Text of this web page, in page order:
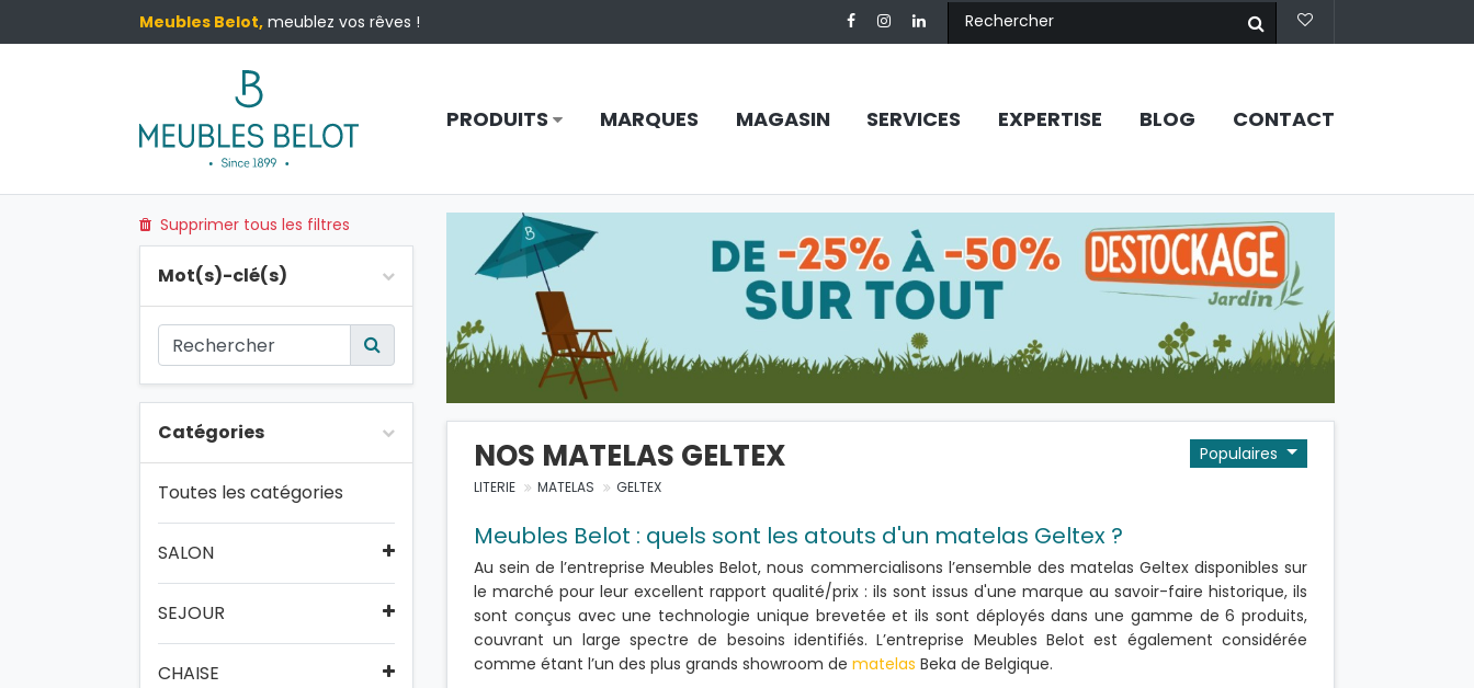
Meubles Belot, meublez vos rêves !
PRODUITS MARQUES MAGASIN SERVICES EXPERTISE BLOG CONTACT
Supprimer tous les filtres
Mot(s)-clé(s)
Catégories
Toutes les catégories
SALON
SEJOUR
CHAISE
NOS MATELAS GELTEX
LITERIE MATELAS GELTEX
Populaires
Meubles Belot : quels sont les atouts d'un matelas Geltex ?
Au sein de l’entreprise Meubles Belot, nous commercialisons l’ensemble des matelas Geltex disponibles sur
le marché pour leur excellent rapport qualité/prix : ils sont issus d'une marque au savoir-faire historique, ils
sont conçus avec une technologie unique brevetée et ils sont déployés dans une gamme de 6 produits,
couvrant un large spectre de besoins identifiés. L’entreprise Meubles Belot est également considérée
comme étant l’un des plus grands showroom de matelas Beka de Belgique.